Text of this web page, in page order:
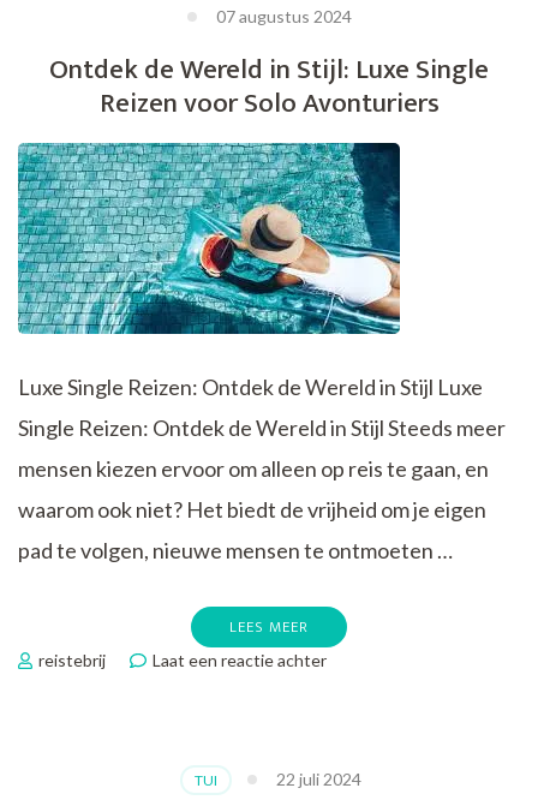
de
in
Stijl
07 augustus 2024
Ontdek de Wereld in Stijl: Luxe Single
Reizen voor Solo Avonturiers
Luxe Single Reizen: Ontdek de Wereld in Stijl Luxe
Single Reizen: Ontdek de Wereld in Stijl Steeds meer
mensen kiezen ervoor om alleen op reis te gaan, en
waarom ook niet? Het biedt de vrijheid om je eigen
pad te volgen, nieuwe mensen te ontmoeten …
LEES MEER
reistebrij Laat een reactie achterop
Stijl:
TUI 22 juli 2024